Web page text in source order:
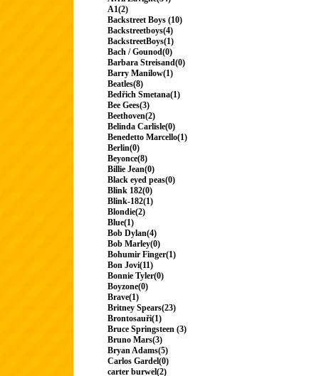
A1(2)
Backstreet Boys (10)
Backstreetboys(4)
BackstreetBoys(1)
Bach / Gounod(0)
Barbara Streisand(0)
Barry Manilow(1)
Beatles(8)
Bedřich Smetana(1)
Bee Gees(3)
Beethoven(2)
Belinda Carlisle(0)
Benedetto Marcello(1)
Berlin(0)
Beyonce(8)
Billie Jean(0)
Black eyed peas(0)
Blink 182(0)
Blink-182(1)
Blondie(2)
Blue(1)
Bob Dylan(4)
Bob Marley(0)
Bohumir Finger(1)
Bon Jovi(11)
Bonnie Tyler(0)
Boyzone(0)
Brave(1)
Britney Spears(23)
Brontosauři(1)
Bruce Springsteen (3)
Bruno Mars(3)
Bryan Adams(5)
Carlos Gardel(0)
carter burwel(2)